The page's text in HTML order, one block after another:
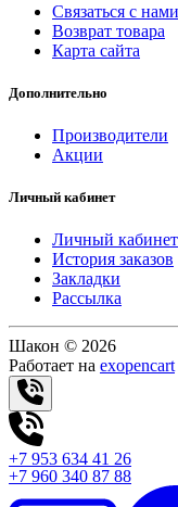
Связаться с нами
Возврат товара
Карта сайта
Дополнительно
Производители
Акции
Личный кабинет
Личный кабинет
История заказов
Закладки
Рассылка
Шакон © 2026
Работает на exopencart
+7 953 634 41 26
+7 960 340 87 88